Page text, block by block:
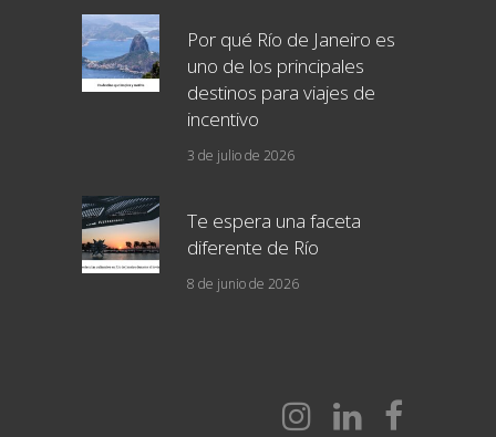
Por qué Río de Janeiro es
uno de los principales
destinos para viajes de
incentivo
3 de julio de 2026
Te espera una faceta
diferente de Río
8 de junio de 2026